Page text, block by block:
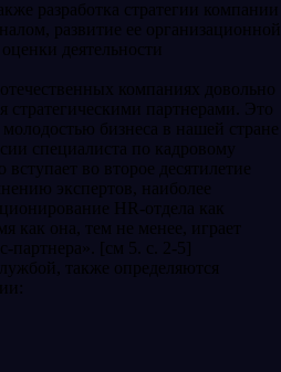
разработка стратегии компании
развитие ее организационной
деятельности
компаниях довольно
стратегическими партнерами. Это
бизнеса в нашей стране
специалиста по кадровому
вступает во второе десятилетие
экспертов, наиболее
HR-отдела как
как она, тем не менее, играет
партнера». [см 5. с. 2-5]
также определяются